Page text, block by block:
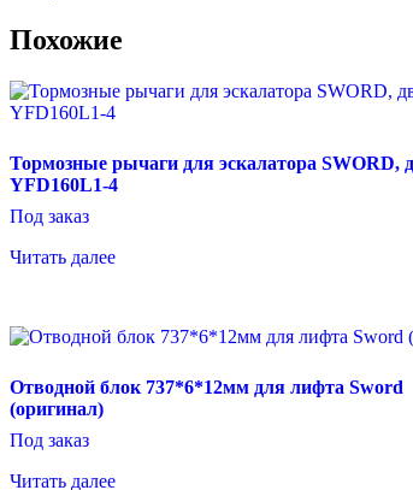
кабины
лифта
Похожие
Тормозные рычаги для эскалатора SWORD,
YFD160L1-4
Под заказ
Читать далее
Отводной блок 737*6*12мм для лифта Sword
(оригинал)
Под заказ
Читать далее